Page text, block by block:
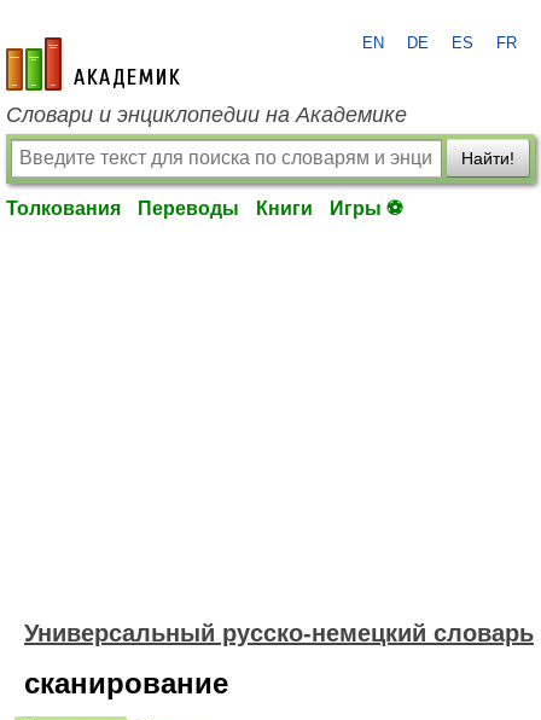
academic.ru
EN DE ES FR
Словари и энциклопедии на Академике
Найти!
Толкования Переводы Книги Игры ⚽
Универсальный русско-немецкий словарь
сканирование